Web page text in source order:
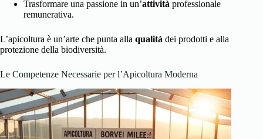
Trasformare una passione in un’attività professionale
remunerativa.
L’apicoltura è un’arte che punta alla qualità dei prodotti e alla
protezione della biodiversità.
Le Competenze Necessarie per l’Apicoltura Moderna